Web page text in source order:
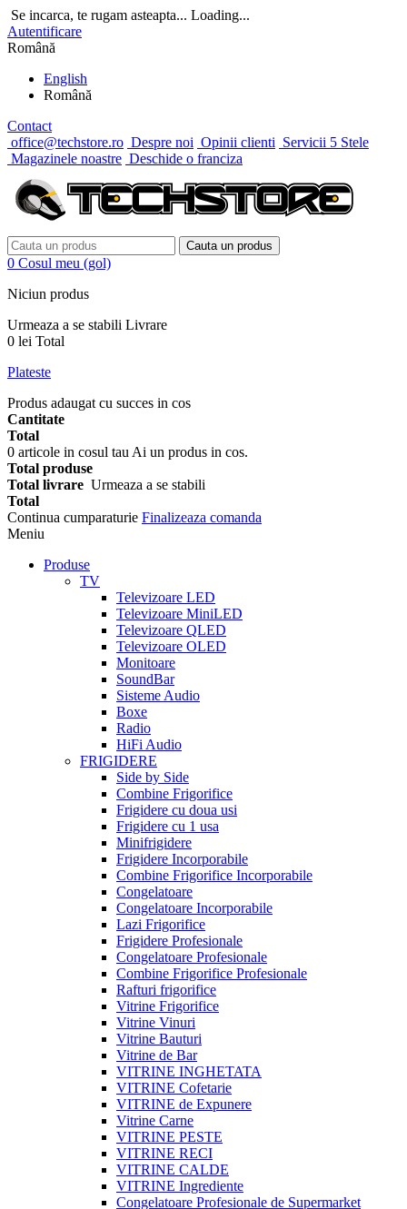
Se incarca, te rugam asteapta... Loading...
Autentificare
Română
English
Română
Contact
office@techstore.ro Despre noi Opinii clienti Servicii 5 Stele
Magazinele noastre Deschide o franciza
Cauta un produs
0 Cosul meu (gol)
Niciun produs
Urmeaza a se stabili Livrare
0 lei Total
Plateste
Produs adaugat cu succes in cos
Cantitate
Total
0 articole in cosul tau Ai un produs in cos.
Total produse
Total livrare Urmeaza a se stabili
Total
Continua cumparaturie Finalizeaza comanda
Meniu
Produse
TV
Televizoare LED
Televizoare MiniLED
Televizoare QLED
Televizoare OLED
Monitoare
SoundBar
Sisteme Audio
Boxe
Radio
HiFi Audio
FRIGIDERE
Side by Side
Combine Frigorifice
Frigidere cu doua usi
Frigidere cu 1 usa
Minifrigidere
Frigidere Incorporabile
Combine Frigorifice Incorporabile
Congelatoare
Congelatoare Incorporabile
Lazi Frigorifice
Frigidere Profesionale
Congelatoare Profesionale
Combine Frigorifice Profesionale
Rafturi frigorifice
Vitrine Frigorifice
Vitrine Vinuri
Vitrine Bauturi
Vitrine de Bar
VITRINE INGHETATA
VITRINE Cofetarie
VITRINE de Expunere
Vitrine Carne
VITRINE PESTE
VITRINE RECI
VITRINE CALDE
VITRINE Ingrediente
Congelatoare Profesionale de Supermarket